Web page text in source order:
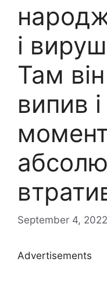
і
Там
випив
September 4, 2022
Advertisements